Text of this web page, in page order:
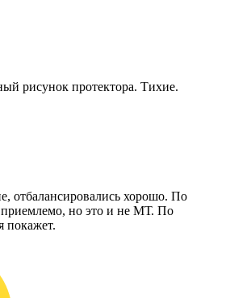
рисунок протектора. Тихие.
отбалансировались хорошо. По
приемлемо, но это и не МТ. По
покажет.